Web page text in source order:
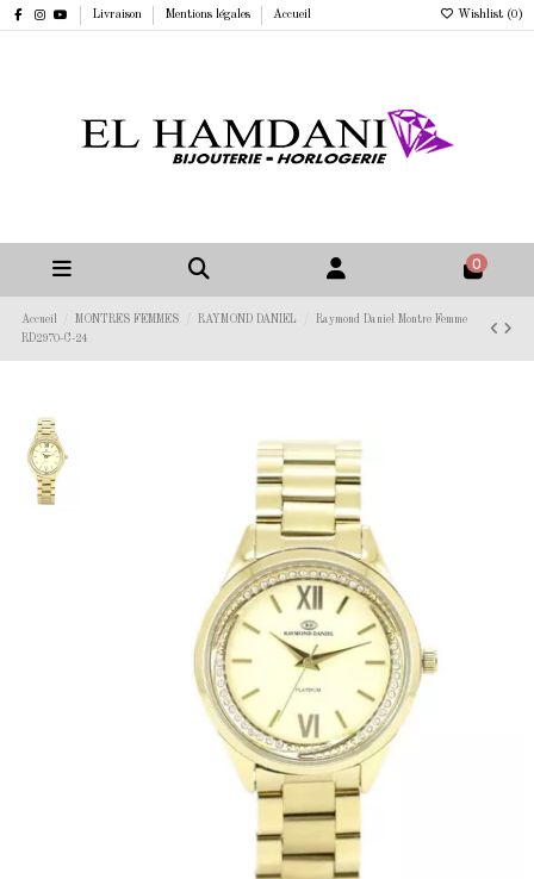
Livraison Mentions légales Accueil Wishlist (0 )
0
Accueil MONTRES FEMMES RAYMOND DANIEL
Raymond Daniel Montre Femme
RD2970-C-24